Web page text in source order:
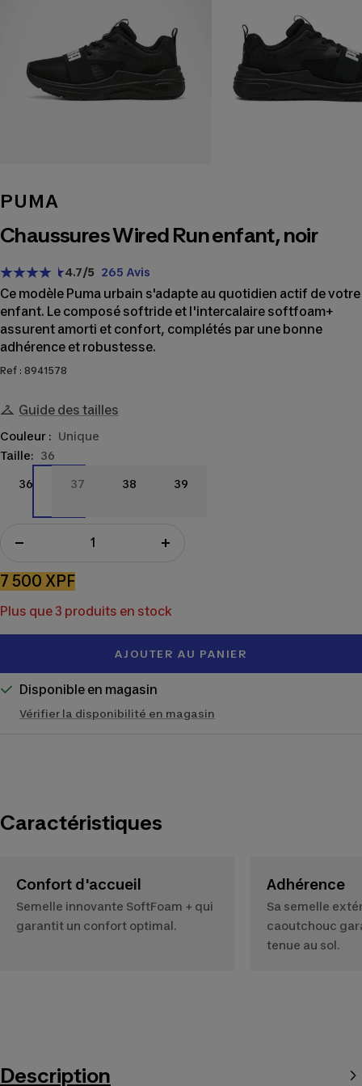
PUMA
Chaussures Wired Run enfant, noir
4.7/5 265 Avis
Ce modèle Puma urbain s'adapte au quotidien actif de votre
enfant. Le composé softride et l'intercalaire softfoam+
assurent amorti et confort, complétés par une bonne
adhérence et robustesse.
Ref : 8941578
Guide des tailles
Taille: 36
36
36 37
37 38
38 39
39
Couleur : Unique
la
quantité
Augmenter
Prix
de
vente
7 500 XPF
Plus que 3 produits en stock
AJOUTER AU PANIER
Disponible en magasin
Vérifier la disponibilité en magasin
Caractéristiques
Confort d'accueil
Semelle innovante SoftFoam + qui
garantit un confort optimal.
Adhérence
Sa semelle
caoutchouc
tenue au sol.
Description